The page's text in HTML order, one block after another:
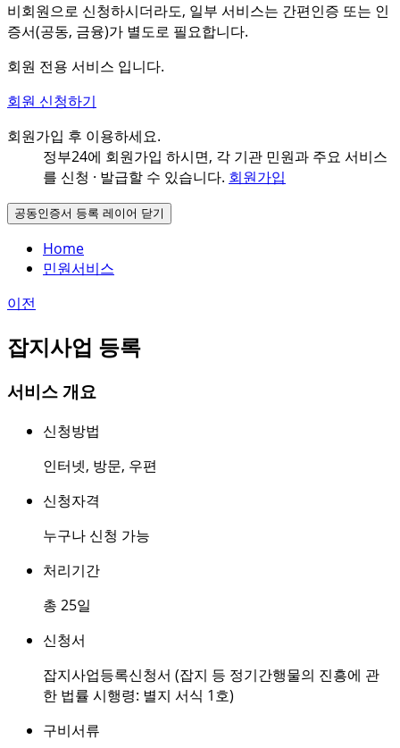
비회원으로 신청하시더라도, 일부 서비스는 간편인증 또는 인
증서(공동, 금융)가 별도로 필요합니다.
회원 전용 서비스 입니다.
회원 신청하기
회원가입 후 이용하세요.
정부24에 회원가입 하시면, 각 기관 민원과 주요 서비스
를 신청 · 발급할 수 있습니다. 회원가입
공동인증서 등록 레이어 닫기
Home
민원서비스
이전
잡지사업 등록
서비스 개요
신청방법
인터넷, 방문, 우편
신청자격
누구나 신청 가능
처리기간
총 25일
신청서
잡지사업등록신청서 (잡지 등 정기간행물의 진흥에 관
한 법률 시행령: 별지 서식 1호)
구비서류